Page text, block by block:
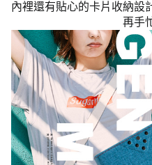
內裡還有貼心的卡片收納設
再手